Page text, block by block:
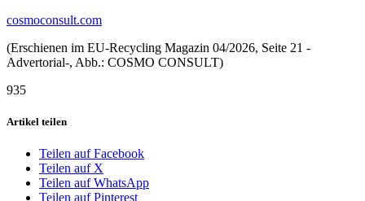
cosmoconsult.com
(Erschienen im EU-Recycling Magazin 04/2026, Seite 21 -
Advertorial-, Abb.: COSMO CONSULT)
935
Artikel teilen
Teilen auf Facebook
Teilen auf X
Teilen auf WhatsApp
Teilen auf Pinterest